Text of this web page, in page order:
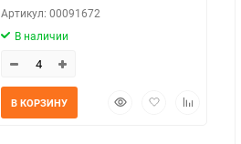
Артикул: 00091672
В наличии
БыстрыйДобавитьДобавить
В КОРЗИНУ